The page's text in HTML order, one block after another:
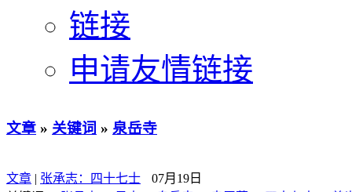
链接
申请友情链接
文章 » 关键词 » 泉岳寺
文章 | 张承志：四十七士
07月19日